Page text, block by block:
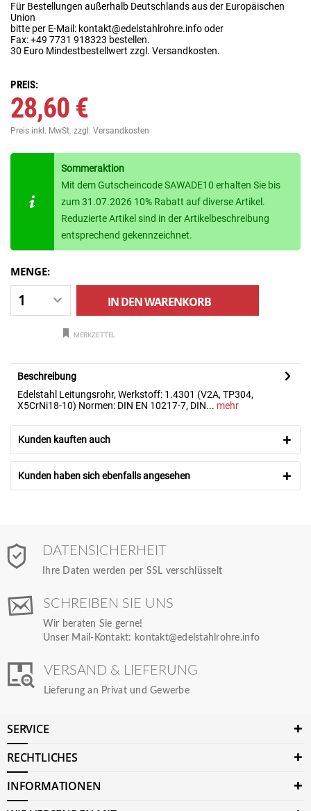
Für Bestellungen außerhalb Deutschlands aus der Europäischen
Union
bitte per E-Mail: kontakt@edelstahlrohre.info oder
Fax: +49 7731 918323 bestellen.
30 Euro Mindestbestellwert zzgl. Versandkosten.
PREIS:
28,60 €
Preis inkl. MwSt. zzgl. Versandkosten
Sommeraktion
Mit dem Gutscheincode SAWADE10 erhalten Sie bis
zum 31.07.2026 10% Rabatt auf diverse Artikel.
Reduzierte Artikel sind in der Artikelbeschreibung
entsprechend gekennzeichnet.
MENGE:
IN DENWARENKORB
MERKZETTEL
Beschreibung
Edelstahl Leitungsrohr, Werkstoff: 1.4301 (V2A, TP304,
X5CrNi18-10) Normen: DIN EN 10217-7, DIN... mehr
Kunden kauften auch
Kunden haben sich ebenfalls angesehen
DATENSICHERHEIT
Ihre Daten werden per SSL verschlüsselt
SCHREIBEN SIE UNS
Wir beraten Sie gerne!
Unser Mail-Kontakt: kontakt@edelstahlrohre.info
VERSAND & LIEFERUNG
Lieferung an Privat und Gewerbe
SERVICE
RECHTLICHES
INFORMATIONEN